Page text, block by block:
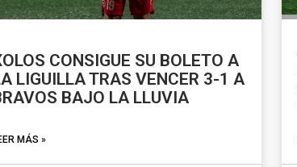
CONSIGUE SU BOLETO A
LIGUILLA TRAS VENCER 3-1 A
BAJO LA LLUVIA
MÁS »